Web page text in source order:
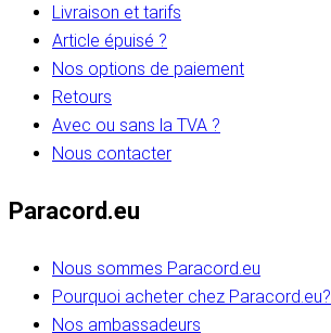
Livraison et tarifs
Article épuisé ?
Nos options de paiement
Retours
Avec ou sans la TVA ?
Nous contacter
Paracord.eu
Nous sommes Paracord.eu
Pourquoi acheter chez Paracord.eu?
Nos ambassadeurs